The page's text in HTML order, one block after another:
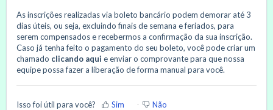
As inscrições realizadas via boleto bancário podem demorar até 3
dias úteis, ou seja, excluindo finais de semana e feriados, para
serem compensados e recebermos a confirmação da sua inscrição.
Caso já tenha feito o pagamento do seu boleto, você pode criar um
chamado clicando aqui e enviar o comprovante para que nossa
equipe possa fazer a liberação de forma manual para você.
Isso foi útil para você? Sim Não